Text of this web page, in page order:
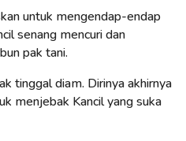
untuk mengendap-endap
senang mencuri dan
pak tani.
tinggal diam. Dirinya akhirnya
menjebak Kancil yang suka